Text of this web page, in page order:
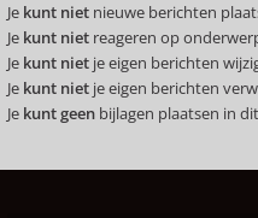
Je kunt niet nieuwe berichten
Je kunt niet reageren op
Je kunt niet je eigen berichten
Je kunt niet je eigen berichten
Je kunt geen bijlagen plaatsen in